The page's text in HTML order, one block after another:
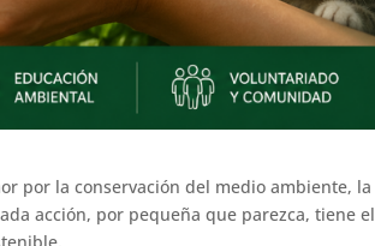
por la conservación del medio ambiente, la
acción, por pequeña que parezca, tiene el